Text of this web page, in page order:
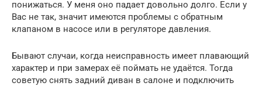
понижаться. У меня оно падает довольно долго. Если у
Вас не так, значит имеются проблемы с обратным
клапаном в насосе или в регуляторе давления.
Бывают случаи, когда неисправность имеет плавающий
характер и при замерах её поймать не удаётся. Тогда
советую снять задний диван в салоне и подключить